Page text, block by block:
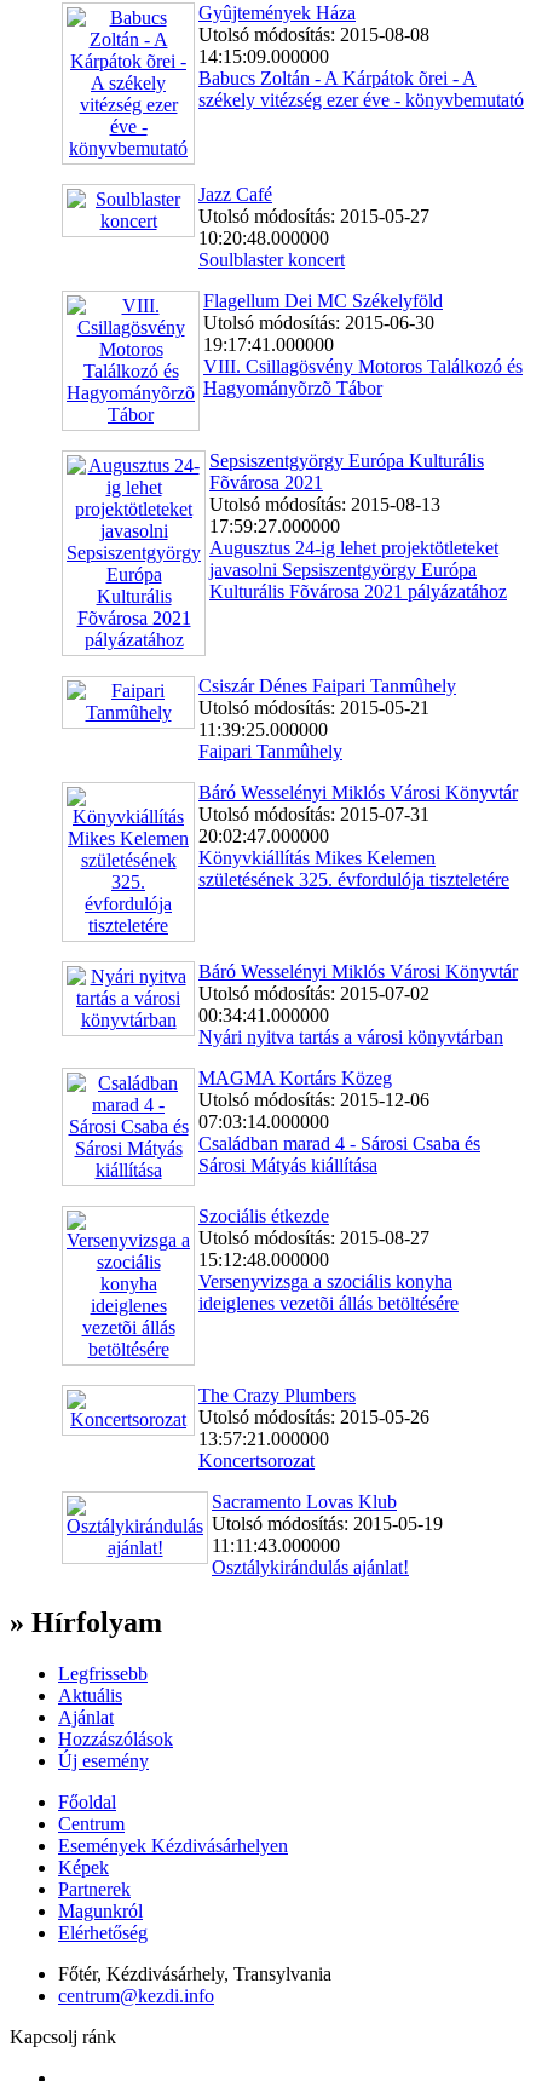
Gyûjtemények Háza
Utolsó módosítás: 2015-08-08
14:15:09.000000
Babucs Zoltán - A Kárpátok õrei - A
székely vitézség ezer éve - könyvbemutató
Jazz Café
Utolsó módosítás: 2015-05-27
10:20:48.000000
Soulblaster koncert
Flagellum Dei MC Székelyföld
Utolsó módosítás: 2015-06-30
19:17:41.000000
VIII. Csillagösvény Motoros Találkozó és
Hagyományõrzõ Tábor
Sepsiszentgyörgy Európa Kulturális
Fõvárosa 2021
Utolsó módosítás: 2015-08-13
17:59:27.000000
Augusztus 24-ig lehet projektötleteket
javasolni Sepsiszentgyörgy Európa
Kulturális Fõvárosa 2021 pályázatához
Csiszár Dénes Faipari Tanmûhely
Utolsó módosítás: 2015-05-21
11:39:25.000000
Faipari Tanmûhely
Báró Wesselényi Miklós Városi Könyvtár
Utolsó módosítás: 2015-07-31
20:02:47.000000
Könyvkiállítás Mikes Kelemen
születésének 325. évfordulója tiszteletére
Báró Wesselényi Miklós Városi Könyvtár
Utolsó módosítás: 2015-07-02
00:34:41.000000
Nyári nyitva tartás a városi könyvtárban
MAGMA Kortárs Közeg
Utolsó módosítás: 2015-12-06
07:03:14.000000
Családban marad 4 - Sárosi Csaba és
Sárosi Mátyás kiállítása
Szociális étkezde
Utolsó módosítás: 2015-08-27
15:12:48.000000
Versenyvizsga a szociális konyha
ideiglenes vezetõi állás betöltésére
The Crazy Plumbers
Utolsó módosítás: 2015-05-26
13:57:21.000000
Koncertsorozat
Sacramento Lovas Klub
Utolsó módosítás: 2015-05-19
11:11:43.000000
Osztálykirándulás ajánlat!
» Hírfolyam
Legfrissebb
Aktuális
Ajánlat
Hozzászólások
Új esemény
Főoldal
Centrum
Események Kézdivásárhelyen
Képek
Partnerek
Magunkról
Elérhetőség
Főtér, Kézdivásárhely, Transylvania
centrum@kezdi.info
Kapcsolj ránk